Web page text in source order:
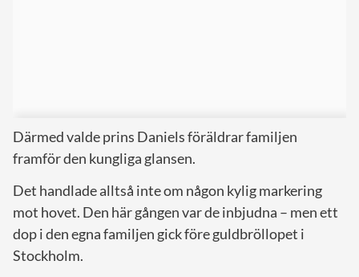
Därmed valde prins Daniels föräldrar familjen
framför den kungliga glansen.
Det handlade alltså inte om någon kylig markering
mot hovet. Den här gången var de inbjudna – men ett
dop i den egna familjen gick före guldbröllopet i
Stockholm.